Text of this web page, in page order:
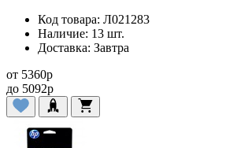
Код товара: Л021283
Наличие: 13 шт.
Доставка: Завтра
от 5360p
до 5092p